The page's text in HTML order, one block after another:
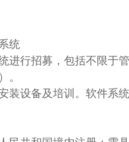
统
行招募，包括不限于
。
设备及培训。软件系